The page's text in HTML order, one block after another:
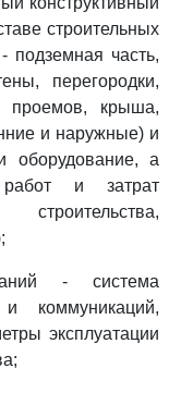
строительных
подземная часть,
перегородки,
проемов, крыша,
и наружные) и
оборудование, а
и затрат
- система
коммуникаций,
эксплуатации